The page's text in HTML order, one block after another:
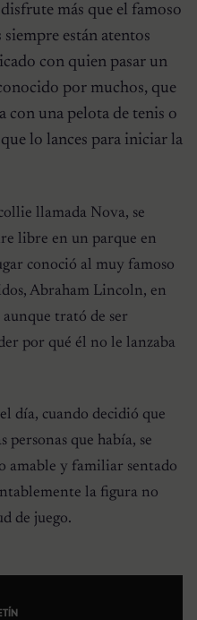
más que el famoso
están atentos
con quien pasar un
por muchos, que
con una pelota de tenis o
lo lances para iniciar la
llamada Nova, se
libre en un parque en
conoció al muy famoso
Abraham Lincoln, en
trató de ser
por qué él no le lanzaba
día, cuando decidió que
personas que había, se
amable y familiar sentado
la figura no
de juego.